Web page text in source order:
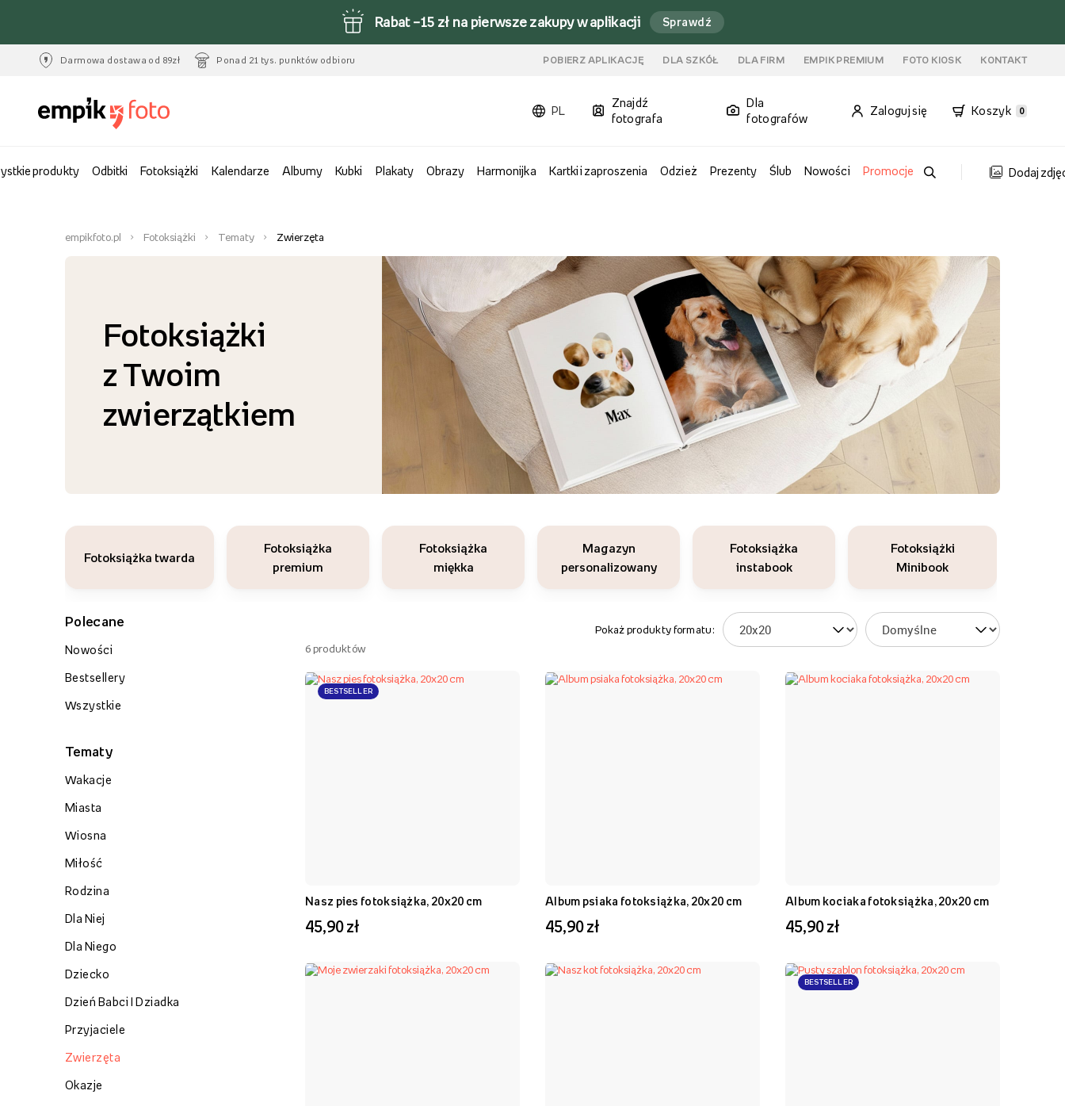
Rabat –15 zł na pierwsze zakupy w aplikacji Sprawdź
Darmowa dostawa od 89zł Ponad 21 tys. punktów odbioru POBIERZ APLIKACJĘ DLA SZKÓŁ DLA FIRM EMPIK PREMIUM FOTO KIOSK KONTAKT
PL
Znajdź
fotografa
Dla
fotografów
Zaloguj się Koszyk 0
produkty Odbitki Fotoksiążki Kalendarze Albumy Kubki Plakaty Obrazy Harmonijka Kartki i zaproszenia Odzież Prezenty Ślub Nowości Promocje Dodaj
empikfoto.pl Fotoksiążki Tematy Zwierzęta
Fotoksiążki
z Twoim
zwierzątkiem
Fotoksiążka twarda
Fotoksiążka
premium
Fotoksiążka
miękka
Magazyn
personalizowany
Fotoksiążka
instabook
Fotoksiążki
Minibook
Pokaż produkty formatu:
Polecane
Nowości
Bestsellery
Wszystkie
Tematy
Wakacje
Miasta
Wiosna
Miłość
Rodzina
Dla Niej
Dla Niego
Dziecko
Dzień Babci I Dziadka
Przyjaciele
Zwierzęta
Okazje
6 produktów
BESTSELLER
Nasz pies fotoksiążka, 20x20 cm
45,90 zł
Album psiaka fotoksiążka, 20x20 cm
45,90 zł
Album kociaka fotoksiążka, 20x20 cm
45,90 zł
BESTSELLER